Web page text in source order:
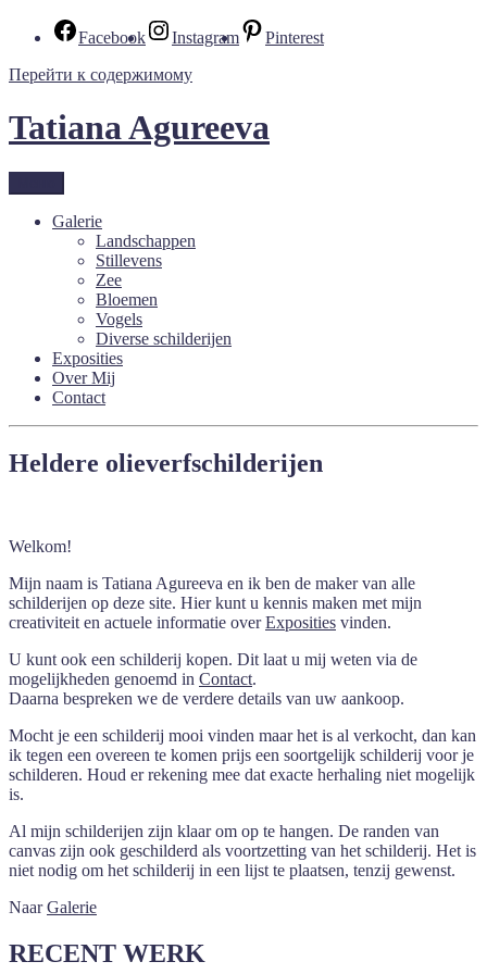
Facebook Instagram
Pinterest
Перейти к содержимому
Tatiana Agureeva
Galerie
Landschappen
Stillevens
Zee
Bloemen
Vogels
Diverse schilderijen
Exposities
Over Mij
Contact
Heldere olieverfschilderijen
Welkom!
Mijn naam is Tatiana Agureeva en ik ben de maker van alle
schilderijen op deze site. Hier kunt u kennis maken met mijn
creativiteit en actuele informatie overExposities vinden.
U kunt ook een schilderij kopen. Dit laat u mij weten via de
mogelijkheden genoemd in Contact.
Daarna bespreken we de verdere details van uw aankoop.
Mocht je een schilderij mooi vinden maar het is al verkocht, dan kan
ik tegen een overeen te komen prijs een soortgelijk schilderij voor je
schilderen. Houd er rekening mee dat exacte herhaling niet mogelijk
is.
Al mijn schilderijen zijn klaar om op te hangen. De randen van
canvas zijn ook geschilderd als voortzetting van het schilderij. Het is
niet nodig om het schilderij in een lijst te plaatsen, tenzij gewenst.
​NaarGalerie
RECENT WERK